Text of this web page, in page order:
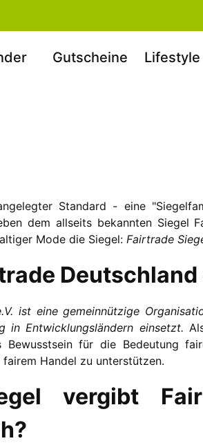
Gutscheine Lifestyle
Standard - eine
dem allseits bekannten Siegel
Mode die Siegel: Fairtrade
Deutschland
ist eine gemeinnützige
in Entwicklungsländern einsetzt.
Bewusstsein für die Bedeutung
Handel zu unterstützen.
vergibt